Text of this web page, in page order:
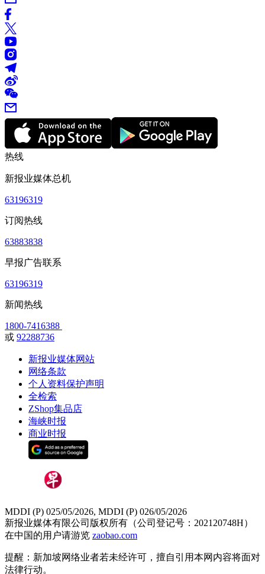
热线
新报业媒体总机
63196319
订阅热线
63883838
早报广告联系
63196319
新闻热线
1800-7416388
或 92288736
新报业媒体网站
网络条款
个人资料保护声明
全检索
ZShop集品店
海峡时报
商业时报
MDDI (P) 025/05/2026, MDDI (P) 026/05/2026
新报业媒体有限公司版权所有（公司登记号：202120748H）
在中国的用户请游览 zaobao.com
提醒：新加坡网络业者若未经许可，擅自引用本网内容将面对
法律行动。